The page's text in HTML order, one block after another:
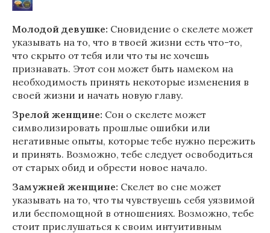
Молодой девушке: Сновидение о скелете может
указывать на то, что в твоей жизни есть что-то,
что скрыто от тебя или что ты не хочешь
признавать. Этот сон может быть намеком на
необходимость принять некоторые изменения в
своей жизни и начать новую главу.
Зрелой женщине: Сон о скелете может
символизировать прошлые ошибки или
негативные опыты, которые тебе нужно пережить
и принять. Возможно, тебе следует освободиться
от старых обид и обрести новое начало.
Замужней женщине: Скелет во сне может
указывать на то, что ты чувствуешь себя уязвимой
или беспомощной в отношениях. Возможно, тебе
стоит прислушаться к своим интуитивным